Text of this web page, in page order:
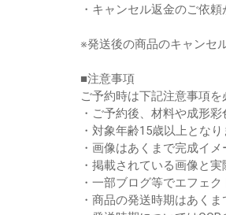
・キャンセル返金のご依
※発送後の商品のキャンセ
■注意事項
ご予約時は下記注意事項
・ご予約後、材料や成形
・対象年齢15歳以上となり
・画像はあくまで完成イ
・掲載されている画像と
・一部ブログ等でエフェ
・商品の発送時期はあく